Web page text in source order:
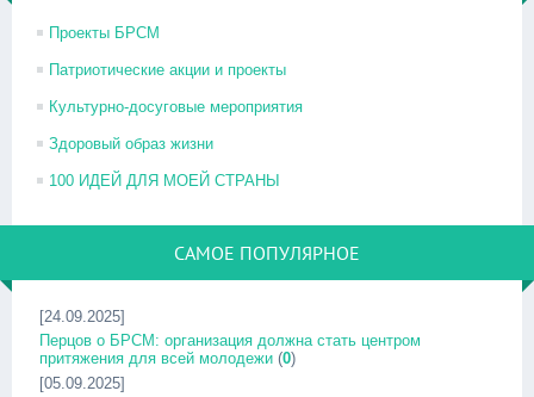
Проекты БРСМ
Патриотические акции и проекты
Культурно-досуговые мероприятия
Здоровый образ жизни
100 ИДЕЙ ДЛЯ МОЕЙ СТРАНЫ
САМОЕ ПОПУЛЯРНОЕ
[24.09.2025]
Перцов о БРСМ: организация должна стать центром
притяжения для всей молодежи (0)
[05.09.2025]